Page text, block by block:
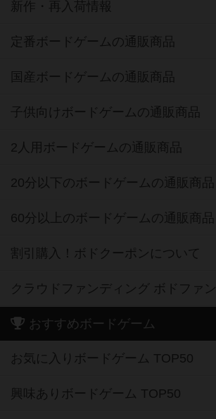
新作・再入荷情報
定番ボードゲームの通販商品
国産ボードゲームの通販商品
子供向けボードゲームの通販商品
2人用ボードゲームの通販商品
20分以下のボードゲームの通販商品
60分以上のボードゲームの通販商品
割引購入！ボドクーポンについて
クラウドファンディング ボドファン
おすすめボードゲーム
お気に入りボードゲーム TOP50
興味ありボードゲーム TOP50